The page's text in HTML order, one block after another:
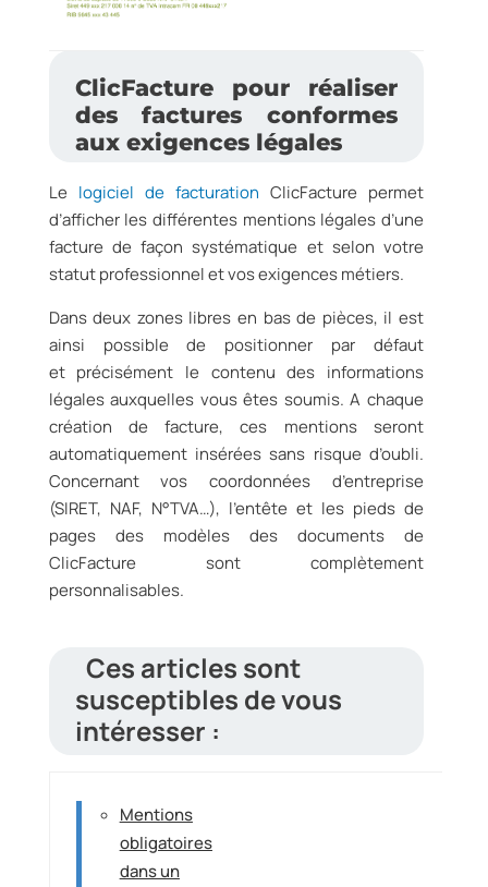
ClicFacture pour réaliser
des factures conformes
aux exigences légales
Le logiciel de facturation ClicFacture permet
d’afficher les différentes mentions légales d’une
facture de façon systématique et selon votre
statut professionnel et vos exigences métiers.
Dans deux zones libres en bas de pièces, il est
ainsi possible de positionner par défaut
et précisément le contenu des informations
légales auxquelles vous êtes soumis. A chaque
création de facture, ces mentions seront
automatiquement insérées sans risque d’oubli.
Concernant vos coordonnées d’entreprise
(SIRET, NAF, N°TVA…), l’entête et les pieds de
pages des modèles des documents de
ClicFacture sont complètement
personnalisables.
Ces articles sont
susceptibles de vous
intéresser :
Mentions
obligatoires
dans un